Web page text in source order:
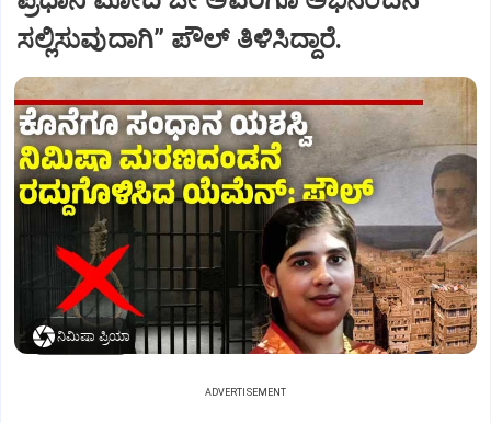
ಸಲ್ಲಿಸುವುದಾಗಿ” ಪೌಲ್‌ ತಿಳಿಸಿದ್ದಾರೆ.
ನಿಮಿಷಾ ಪ್ರಿಯಾ
ADVERTISEMENT